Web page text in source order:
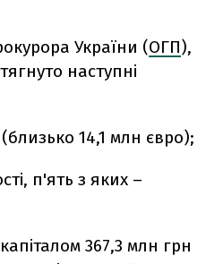
України (ОГП),
наступні
14,1 млн євро);
п'ять з яких –
капіталом 367,3 млн грн